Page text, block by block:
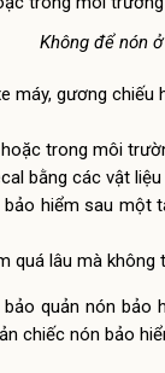
Không để nón
máy, gương
trong môi
bằng các vật
hiểm sau một
quá lâu mà
quản nón
chiếc nón bảo